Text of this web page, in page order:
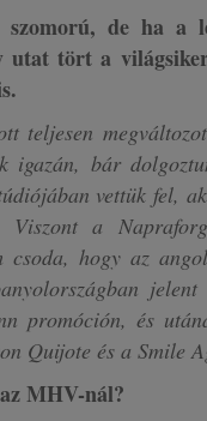
de ha a
utat tört a
teljesen
igazán, bár
vettük fel,
a
hogy az
promóción, és
Quijote és a Smile
MHV-nál?